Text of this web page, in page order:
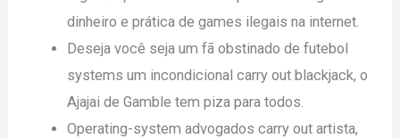
dinheiro e prática de games ilegais na internet.
Deseja você seja um fã obstinado de futebol
systems um incondicional carry out blackjack, o
Ajajai de Gamble tem piza para todos.
Operating-system advogados carry out artista,